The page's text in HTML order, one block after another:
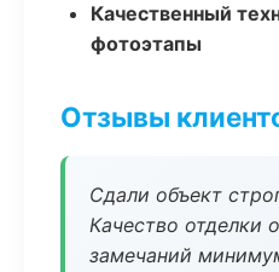
Качественный
фотоэтапы
Отзывы
Сдали объект
Качество отделки
замечаний